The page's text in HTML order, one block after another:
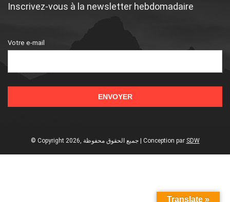
Inscrivez-vous à la newsletter hebdomadaire
Votre e-mail
© Copyright 2026, جميع الحقوق محفوظة | Conception par SDW
Translate »